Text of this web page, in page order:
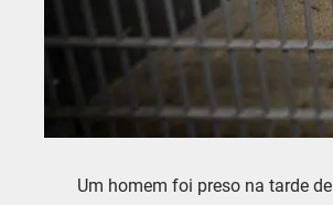
Um homem foi preso na tarde